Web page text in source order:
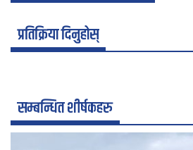
प्रतिक्रिया दिनुहोस्
सम्बन्धित शीर्षकहरु